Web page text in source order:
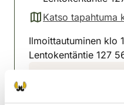
Katso tapahtuma
(avautuu uuteen
Ilmoittautuminen klo
Lentokentäntie 127